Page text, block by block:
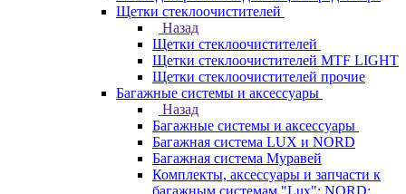
Щетки стеклоочистителей
Назад
Щетки стеклоочистителей
Щетки стеклоочистителей MTF LIGHT
Щетки стеклоочистителей прочие
Багажные системы и аксессуары
Назад
Багажные системы и аксессуары
Багажная система LUX и NORD
Багажная система Муравей
Комплекты, аксессуары и запчасти к
багажным системам "Lux"; NORD;